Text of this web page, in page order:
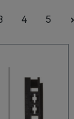
Seite
4 Seite
5